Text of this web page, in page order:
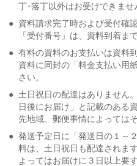
丁･落丁以外はお受けできませ
● 資料請求完了時および受付確
「受付番号」は、資料到着ま
● 有料の資料のお支払いは資料
資料に同封の「料金支払い用
さい。
● 土日祝日の配達はありません
日後にお届け」と記載のある
先地域、郵便事情によっては
● 発送予定日に「発送日の１～
料は、土日祝日も配達されま
よってはお届けに３日以上要